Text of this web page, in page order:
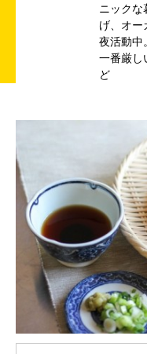
ニックな
げ、オー
夜活動中
一番厳し
ど